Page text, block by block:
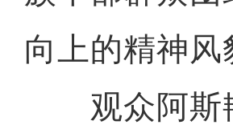
向上的精神风
观众阿斯艳